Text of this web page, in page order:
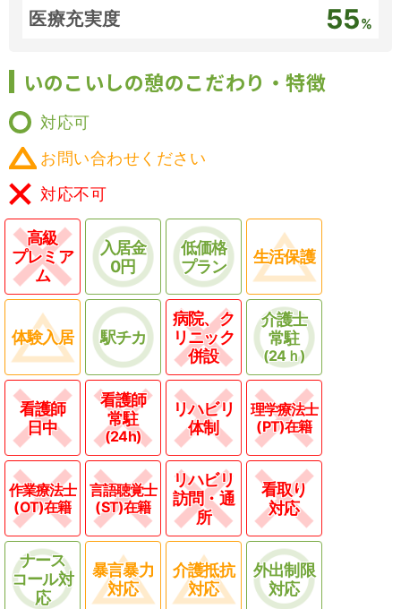
医療充実度 55%
いのこいしの憩のこだわり・特徴
対応可
お問い合わせください
対応不可
高級
プレミア
ム
入居金
0円
低価格
プラン
生活保護
体験入居 駅チカ
病院、ク
リニック
併設
介護士
常駐
(24ｈ)
看護師
日中
看護師
常駐
(24h)
リハビリ
体制
理学療法士
(PT)在籍
作業療法士
(OT)在籍
言語聴覚士
(ST)在籍
リハビリ
訪問・通
所
看取り
対応
ナース
コール対
応
暴言暴力
対応
介護抵抗
対応
外出制限
対応